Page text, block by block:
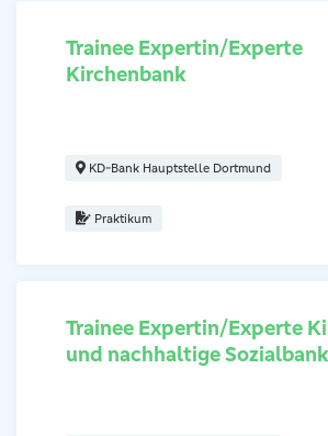
Regionaldirektor (m/w/d)
Trainee Expertin/Experte
Kirchenbank
KD-Bank Hauptstelle Dortmund
Praktikum
Regionaldirektor (m/w/d)
Trainee Expertin/Experte
und nachhaltige